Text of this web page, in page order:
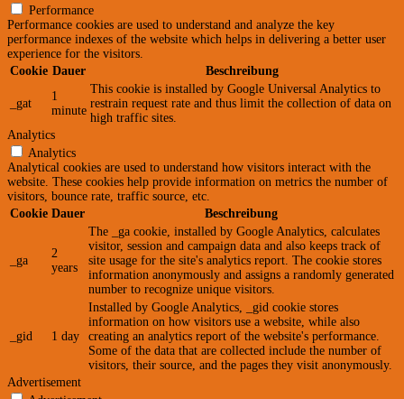
Performance
Performance cookies are used to understand and analyze the key
performance indexes of the website which helps in delivering a better user
experience for the visitors.
Cookie Dauer Beschreibung
_gat
1
minute
This cookie is installed by Google Universal Analytics to
restrain request rate and thus limit the collection of data on
high traffic sites.
Analytics
Analytics
Analytical cookies are used to understand how visitors interact with the
website. These cookies help provide information on metrics the number of
visitors, bounce rate, traffic source, etc.
Cookie Dauer Beschreibung
_ga
2
years
The _ga cookie, installed by Google Analytics, calculates
visitor, session and campaign data and also keeps track of
site usage for the site's analytics report. The cookie stores
information anonymously and assigns a randomly generated
number to recognize unique visitors.
_gid 1 day
Installed by Google Analytics, _gid cookie stores
information on how visitors use a website, while also
creating an analytics report of the website's performance.
Some of the data that are collected include the number of
visitors, their source, and the pages they visit anonymously.
Advertisement